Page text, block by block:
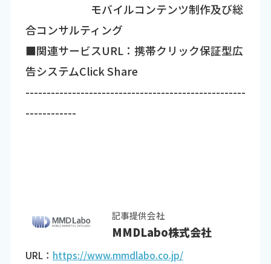
モバイルコンテンツ制作及び総
合コンサルティング
■関連サービスURL：携帯クリック保証型広
告システムClick Share
----------------------------------------------------
------------
記事提供会社
MMDLabo株式会社
URL： https://www.mmdlabo.co.jp/